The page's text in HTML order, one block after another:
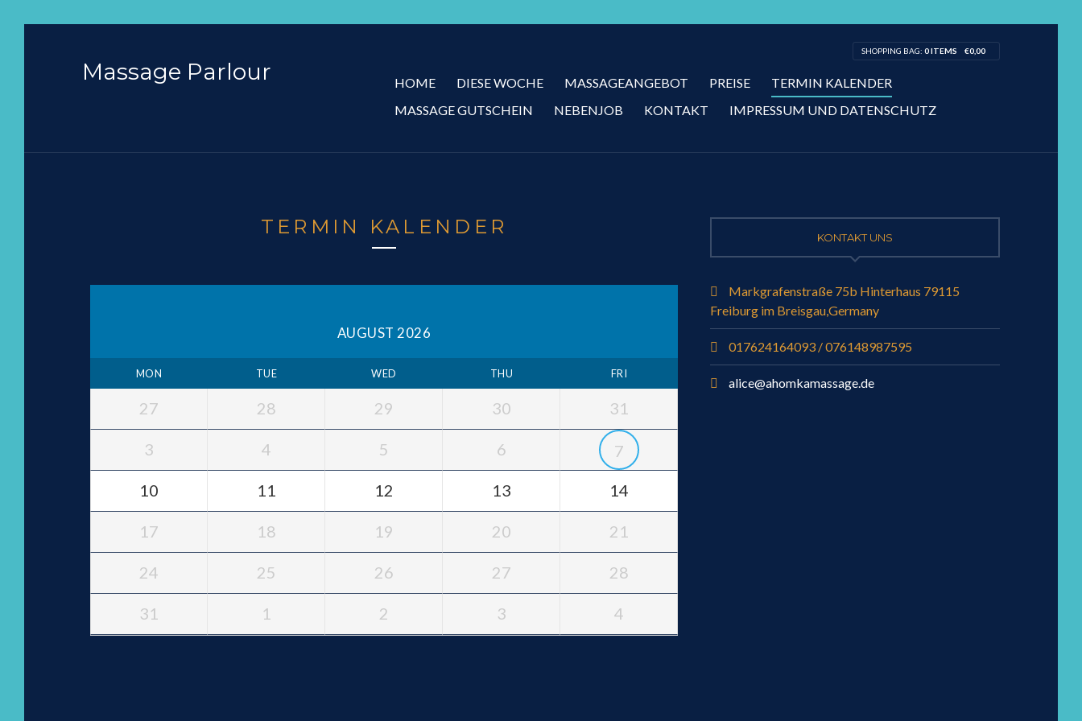
Massage Parlour
SHOPPING BAG: 0 ITEMS €0,00
HOME DIESE WOCHE MASSAGEANGEBOT PREISE
TERMIN KALENDER
MASSAGE GUTSCHEIN
NEBENJOB KONTAKT IMPRESSUM UND DATENSCHUTZ
TERMIN KALENDER
AUGUST 2026
MON TUE WED THU FRI
27 28 29 30 31
3 4 5 6 7
10 11 12 13 14
17 18 19 20 21
24 25 26 27 28
31 1 2 3 4
KONTAKT UNS
Markgrafenstraße 75b Hinterhaus 79115
Freiburg im Breisgau,Germany
017624164093 / 076148987595
alice@ahomkamassage.de